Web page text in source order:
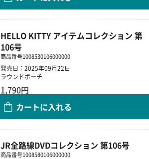
HELLO KITTY アイテムコレクション 第
106号
商品番号1008530106000000
発売日：2025年09月22日
ラウンドポーチ
1,790円
カートに入れる
JR全路線DVDコレクション 第106号
商品番号1008580106000000